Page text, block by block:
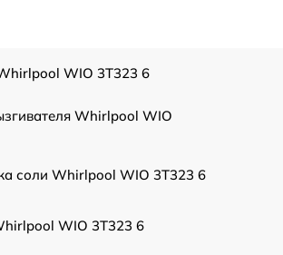
WIO 3T323 6
Whirlpool WIO
соли Whirlpool WIO 3T323 6
WIO 3T323 6